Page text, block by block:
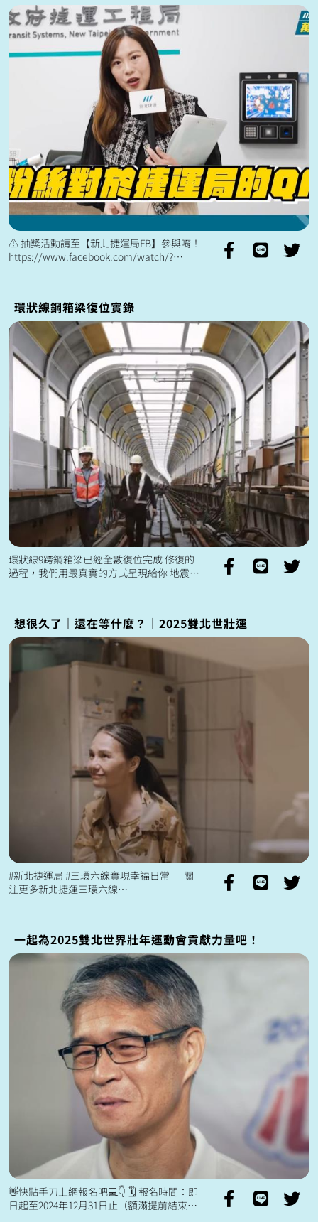
⚠️ 抽獎活動請至【新北捷運局FB】參與唷！
https://www.facebook.com/watch/?
環狀線鋼箱梁復位實錄
環狀線9跨鋼箱梁已經全數復位完成 修復的
過程，我們用最真實的方式呈現給你 地震帶
想很久了｜還在等什麼？｜2025雙北世壯運
#新北捷運局 #三環六線實現幸福日常 關
注更多新北捷運三環六線
一起為2025雙北世界壯年運動會貢獻力量吧！
👋快點手刀上網報名吧💻👇 🗓️ 報名時間：即
日起至2024年12月31日止（額滿提前結束）